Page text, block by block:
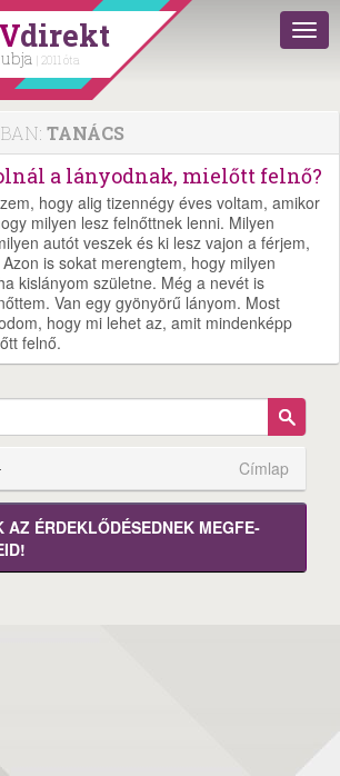
direkt
| 2011 óta
TANÁCS
a lányodnak, mielőtt felnő?
hogy alig tizennégy éves voltam, amikor
milyen lesz felnőttnek lenni. Milyen
autót veszek és ki lesz vajon a férjem,
is sokat merengtem, hogy milyen
kislányom születne. Még a nevét is
Van egy gyönyörű lányom. Most
hogy mi lehet az, amit mindenképp
felnő.
Címlap
AZ ÉRDEK­LŐDÉ­SEDNEK MEGFE­